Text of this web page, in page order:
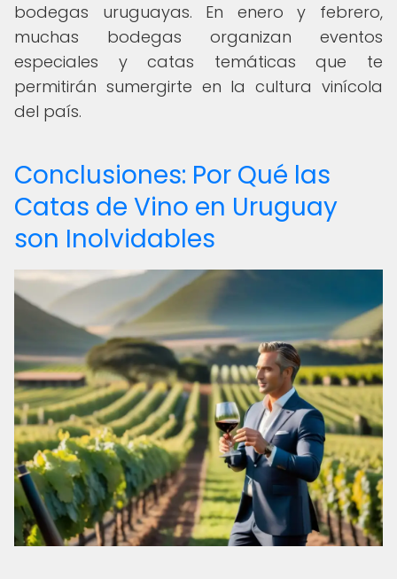
bodegas uruguayas. En enero y febrero,
muchas bodegas organizan eventos
especiales y catas temáticas que te
permitirán sumergirte en la cultura vinícola
del país.
Conclusiones: Por Qué las
Catas de Vino en Uruguay
son Inolvidables